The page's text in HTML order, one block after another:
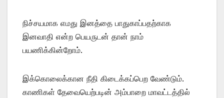
நிச்சயமாக எமது இனத்தை பாதுகாப்பதற்காக
இனவாதி என்ற பெயருடன் தான் நாம்
பயணிக்கின்றோம்.
இக்கொலைக்கான நீதி கிடைக்கப்பெற வேண்டும்.
காணிகள் தேவையெற்படின் அம்பாறை மாவட்டத்தில்